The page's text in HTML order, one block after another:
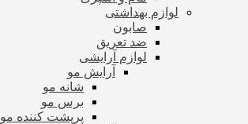
لوازم بهداشتی
صابون
ضد تعریق
لوازم آرایشی
آرایش مو
شانه مو
برس مو
پرپشت کننده مو